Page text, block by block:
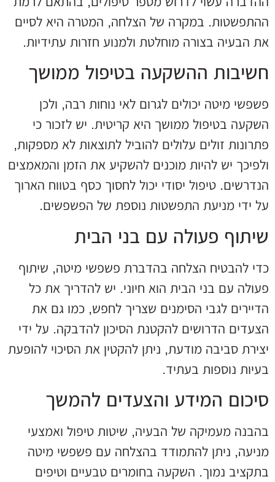
ההתפשטות. במקרה של הצלחה, המטרה היא לסיים
את הבעיה בצורה מוחלטת ולמנוע חזרות עתידיות.
חשיבות ההשקעה בטיפול ממושך
פשפשי מיטה יכולים לגרום לאי נוחות רבה, ולכן
השקעה בטיפול ממושך היא קריטית. יש לזכור כי
פתרונות זולים עלולים להוביל לתוצאות לא מספקות,
ולפיכך יש להיות מוכנים להשקיע את הזמן והמאמצים
הנדרשים. טיפול יסודי יכול לחסוך כסף בטווח הארוך
על ידי מניעת התפשטות נוספת של הפשפשים.
שיתוף פעולה עם בני הבית
כדי להבטיח הצלחה בהדברת פשפשי מיטה, שיתוף
פעולה עם בני הבית הוא חיוני. יש להדריך את כל
הדיירים לגבי הסימנים שצריך לחפש, כמו גם את
הצעדים הדרושים להקטנת הסיכון להדבקה. על ידי
יצירת סביבה מודעת, ניתן להקטין את הסיכוי להופעת
בעיות נוספות בעתיד.
סיכום המידע והצעדים להמשך
בהבנה מעמיקה של הבעיה, שיטות טיפול ואמצעי
מניעה, ניתן להתמודד בהצלחה עם פשפשי מיטה
בתקציב נמוך. השקעה בחומרים טבעיים וטיפים